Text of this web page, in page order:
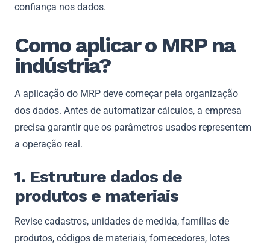
confiança nos dados.
Como aplicar o MRP na
indústria?
A aplicação do MRP deve começar pela organização
dos dados. Antes de automatizar cálculos, a empresa
precisa garantir que os parâmetros usados representem
a operação real.
1. Estruture dados de
produtos e materiais
Revise cadastros, unidades de medida, famílias de
produtos, códigos de materiais, fornecedores, lotes